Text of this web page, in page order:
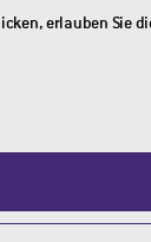
erlauben Sie